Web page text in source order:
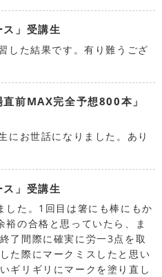
」受講生
した結果です。有り難うござ
前MAX完全予想800本」
にお世話になりました。あり
」受講生
した。1回目は箸にも棒にもか
の合格と思っていたら、ま
了間際に確実に労一3点を取
た際にマークミスしたと思い
ギリギリにマークを塗り直し